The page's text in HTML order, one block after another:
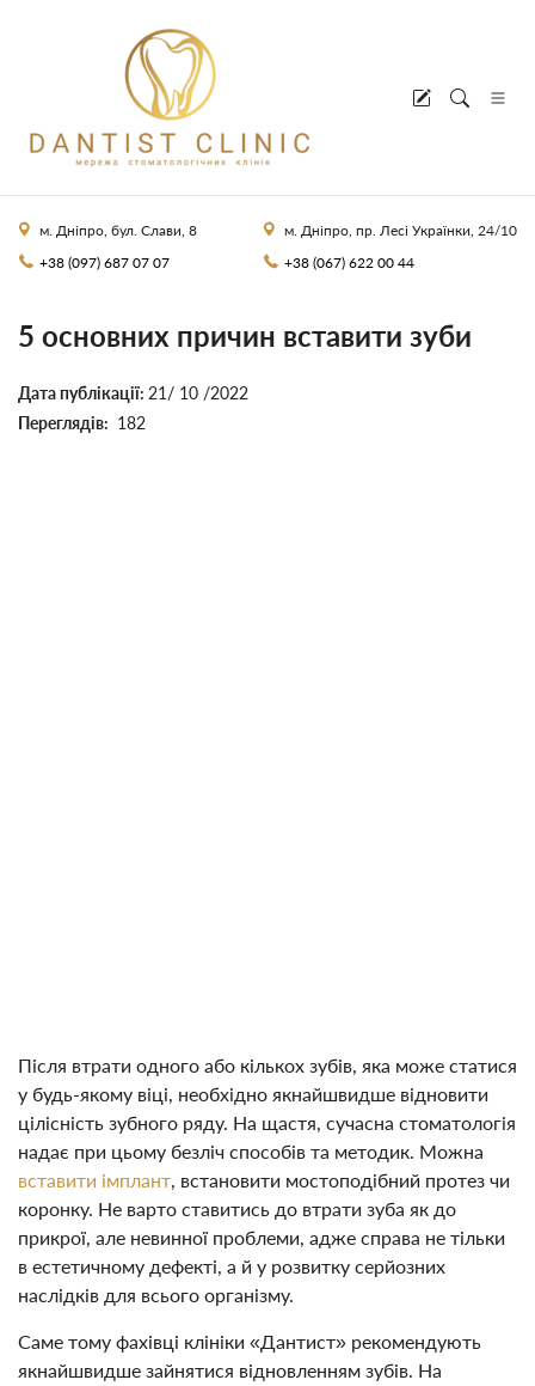
м. Дніпро, бул. Слави, 8
+38 (097) 687 07 07
м. Дніпро, пр. Лесі Українки, 24/10
+38 (067) 622 00 44
5 основних причин вставити зуби
Дата публікації: 21/ 10 /2022
Переглядів: 182
Після втрати одного або кількох зубів, яка може статися
у будь-якому віці, необхідно якнайшвидше відновити
цілісність зубного ряду. На щастя, сучасна стоматологія
надає при цьому безліч способів та методик. Можна
вставити імплант, встановити мостоподібний протез чи
коронку. Не варто ставитись до втрати зуба як до
прикрої, але невинної проблеми, адже справа не тільки
в естетичному дефекті, а й у розвитку серйозних
наслідків для всього організму.
Саме тому фахівці клініки «Дантист» рекомендують
якнайшвидше зайнятися відновленням зубів. На